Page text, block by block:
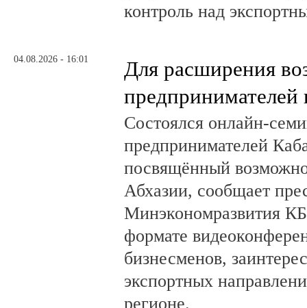
контроль над
04.08.2026 - 16:01
Для расширения
предпринимателей
Состоялся онлайн-
предпринимателей
посвящённый
Абхазии, сообщает
Минэкономразвития
формате
бизнесменов,
экспортных
регионе.